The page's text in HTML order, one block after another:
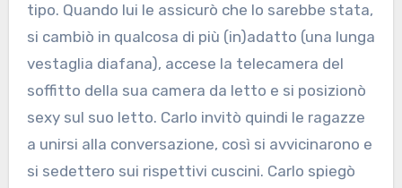
tipo. Quando lui le assicurò che lo sarebbe stata,
si cambiò in qualcosa di più (in)adatto (una lunga
vestaglia diafana), accese la telecamera del
soffitto della sua camera da letto e si posizionò
sexy sul suo letto. Carlo invitò quindi le ragazze
a unirsi alla conversazione, così si avvicinarono e
si sedettero sui rispettivi cuscini. Carlo spiegò